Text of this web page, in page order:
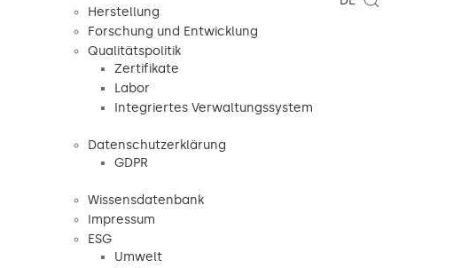
Herstellung
Forschung und Entwicklung
Qualitätspolitik
Zertifikate
Labor
Integriertes Verwaltungssystem
Datenschutzerklärung
GDPR
Wissensdatenbank
Impressum
ESG
Umwelt